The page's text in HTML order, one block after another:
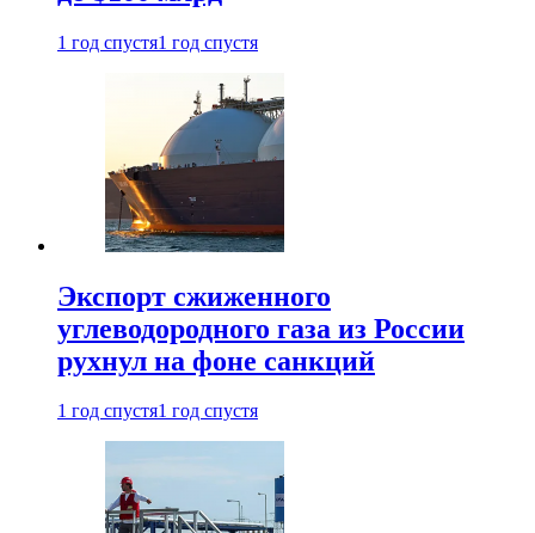
1 год спустя1 год спустя
Экспорт сжиженного
углеводородного газа из России
рухнул на фоне санкций
1 год спустя1 год спустя